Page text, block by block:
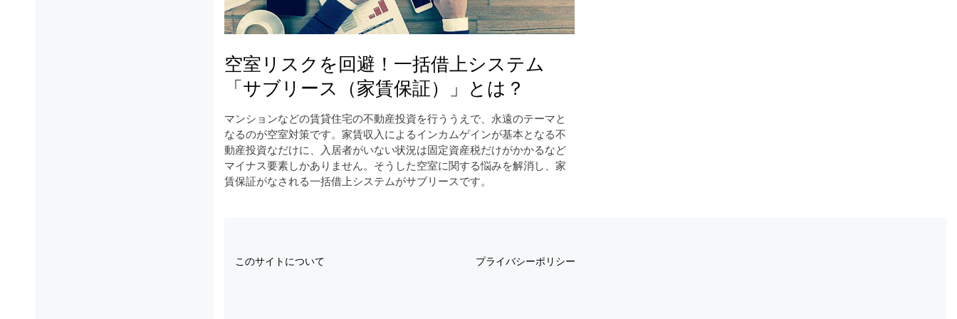
空室リスクを回避！一括借上システム
「サブリース（家賃保証）」とは？
マンションなどの賃貸住宅の不動産投資を行ううえで、永遠のテーマと
なるのが空室対策です。家賃収入によるインカムゲインが基本となる不
動産投資なだけに、入居者がいない状況は固定資産税だけがかかるなど
マイナス要素しかありません。そうした空室に関する悩みを解消し、家
賃保証がなされる一括借上システムがサブリースです。
このサイトについて プライバシーポリシー